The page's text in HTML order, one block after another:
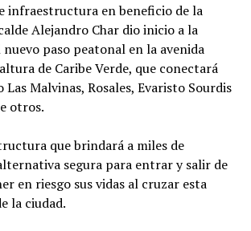
infraestructura en beneficio de la
Alejandro Char dio inicio a la
paso peatonal en la avenida
de Caribe Verde, que conectará
Malvinas, Rosales, Evaristo Sourdis
otros.
que brindará a miles de
segura para entrar y salir de
en riesgo sus vidas al cruzar esta
la ciudad.